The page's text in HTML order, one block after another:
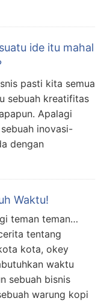
ide itu mahal
pasti kita semua
sebuah kreatifitas
Apalagi
inovasi-
dengan
Waktu!
teman teman…
tentang
kota, okey
waktu
sebuah bisnis
warung kopi